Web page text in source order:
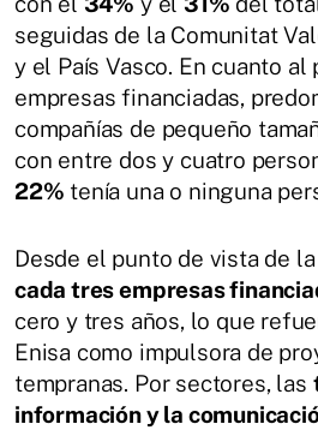
seguidas de la Comunitat
y el País Vasco. En cuanto
empresas financiadas,
compañías de pequeño
con entre dos y cuatro
22% tenía una o ninguna
Desde el punto de vista de
cada tres empresas
cero y tres años, lo que
Enisa como impulsora de
tempranas. Por sectores, las
información y la